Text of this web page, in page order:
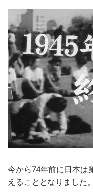
今から74年前に日本は
えることとなりました。